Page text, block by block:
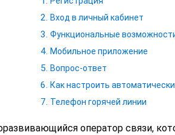
Вход в личный кабинет
Функциональные
Мобильное приложение
Вопрос-ответ
Как настроить
Телефон горячей линии
оператор связи,